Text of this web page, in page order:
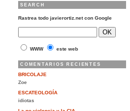
SEARCH
Rastrea todo javierortiz.net con Google
WWW este web
COMENTARIOS RECIENTES
BRICOLAJE
Zoe
ESCATEOLOGÍA
idiotas